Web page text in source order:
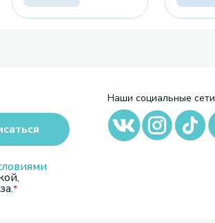
Наши социальные сети